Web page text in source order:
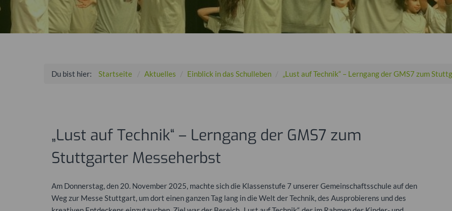
Du bist hier: Startseite Aktuelles Einblick in das Schulleben „Lust auf Technik“ – Lerngang der GMS7 zum
„Lust auf Technik“ – Lerngang der GMS7 zum
Stuttgarter Messeherbst
Am Donnerstag, den 20. November 2025, machte sich die Klassenstufe 7 unserer Gemeinschaftsschule auf den
Weg zur Messe Stuttgart, um dort einen ganzen Tag lang in die Welt der Technik, des Ausprobierens und des